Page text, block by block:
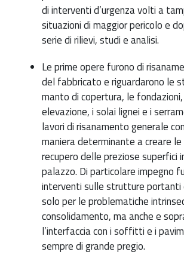
di interventi d’urgenza volti a
situazioni di maggior pericolo e
serie di rilievi, studi e analisi.
Le prime opere furono di
del fabbricato e riguardarono le
manto di copertura, le
elevazione, i solai lignei e i
lavori di risanamento generale
maniera determinante a creare le
recupero delle preziose superfici
palazzo. Di particolare impegno
interventi sulle strutture portanti
solo per le problematiche
consolidamento, ma anche e
l’interfaccia con i soffitti e i
sempre di grande pregio.